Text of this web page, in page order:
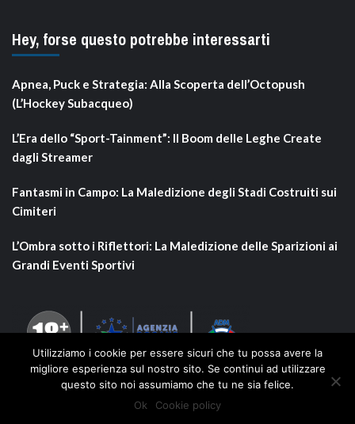
Hey, forse questo potrebbe interessarti
Apnea, Puck e Strategia: Alla Scoperta dell’Octopush
(L’Hockey Subacqueo)
L’Era dello “Sport-Tainment”: Il Boom delle Leghe Create
dagli Streamer
Fantasmi in Campo: La Maledizione degli Stadi Costruiti sui
Cimiteri
L’Ombra sotto i Riflettori: La Maledizione delle Sparizioni ai
Grandi Eventi Sportivi
Utilizziamo i cookie per essere sicuri che tu possa avere la
migliore esperienza sul nostro sito. Se continui ad utilizzare
questo sito noi assumiamo che tu ne sia felice.
Ok
Cookie policy